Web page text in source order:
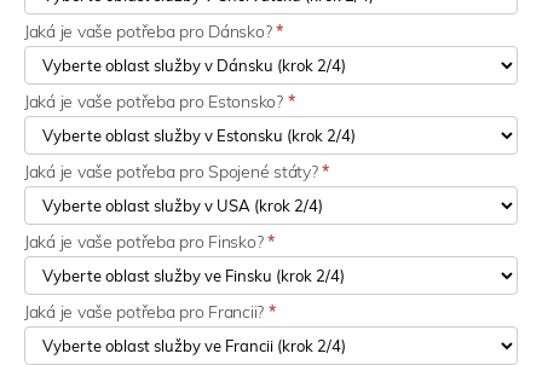
Jaká je vaše potřeba pro Dánsko?*
Jaká je vaše potřeba pro Estonsko? *
Jaká je vaše potřeba pro Spojené státy?*
Jaká je vaše potřeba pro Finsko?*
Jaká je vaše potřeba pro Francii? *